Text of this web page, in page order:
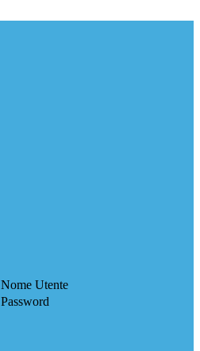
Nome Utente
Password